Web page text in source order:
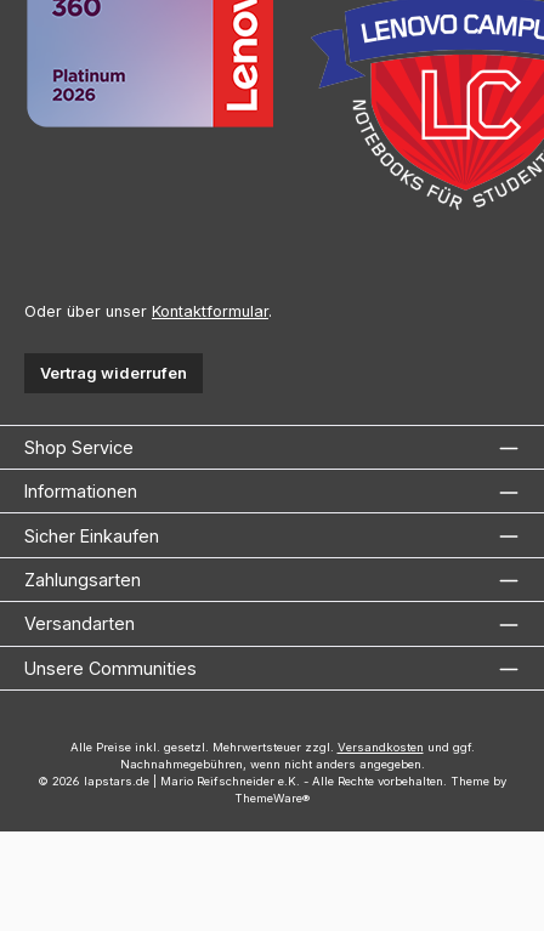
Oder über unser Kontaktformular.
Vertrag widerrufen
Shop Service
Informationen
Sicher Einkaufen
Zahlungsarten
Versandarten
Unsere Communities
Alle Preise inkl. gesetzl. Mehrwertsteuer zzgl. Versandkosten und ggf.
Nachnahmegebühren, wenn nicht anders angegeben.
© 2026 lapstars.de | Mario Reifschneider e.K. - Alle Rechte vorbehalten. Theme by
ThemeWare®